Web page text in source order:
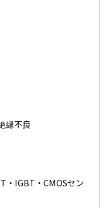
縁不良
・IGBT・CMOSセン